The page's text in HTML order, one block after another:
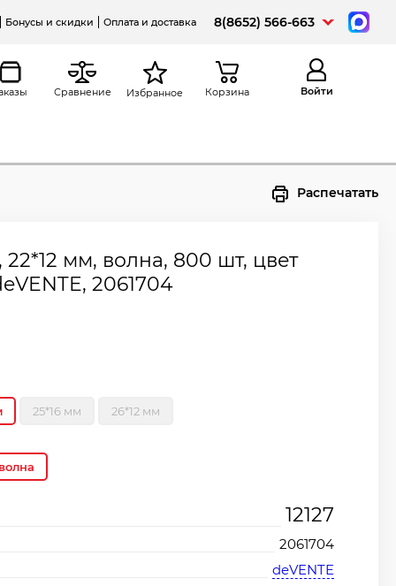
Бонусы и скидки Оплата и доставка 8(8652) 566-663
Сравнение Избранное Корзина Войти
Распечатать
22*12 мм, волна, 800 шт, цвет
2061704
25*16 мм 26*12 мм
волна
12127
2061704
deVENTE